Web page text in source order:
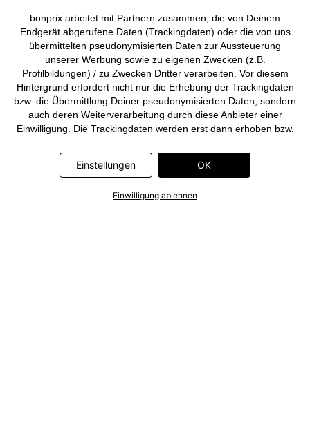
bonprix arbeitet mit Partnern zusammen, die von Deinem
Endgerät abgerufene Daten (Trackingdaten) oder die von uns
übermittelten pseudonymisierten Daten zur Aussteuerung
unserer Werbung sowie zu eigenen Zwecken (z.B.
Profilbildungen) / zu Zwecken Dritter verarbeiten. Vor diesem
Hintergrund erfordert nicht nur die Erhebung der Trackingdaten
bzw. die Übermittlung Deiner pseudonymisierten Daten, sondern
auch deren Weiterverarbeitung durch diese Anbieter einer
Einwilligung. Die Trackingdaten werden erst dann erhoben bzw.
auf den in dem Banner auf bonprix.de wiedergebenden Button
„OK” klickst. Bei den Partnern handelt es sich um die folgenden
Limited, Pinterest Europe Limited, Microsoft Ireland Operations
Einstellungen OK
Einwilligung ablehnen